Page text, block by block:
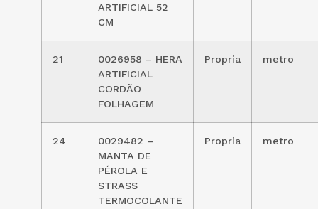
ARTIFICIAL 52
CM
21
0026958 – HERA
ARTIFICIAL
CORDÃO
FOLHAGEM
Propria metro
24
0029482 –
MANTA DE
PÉROLA E
STRASS
TERMOCOLANTE
Propria metro